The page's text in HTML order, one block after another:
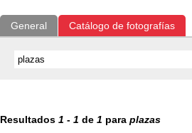
General Catálogo de fotografías
Resultados 1 - 1 de 1 para plazas